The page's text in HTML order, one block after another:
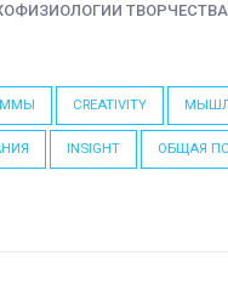
ТВОРЧЕСТВА
CREATIVITY
INSIGHT ОБЩАЯ